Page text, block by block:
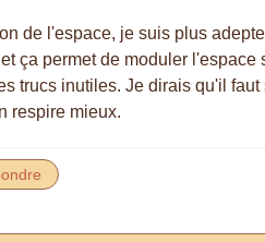
de l'espace, je suis plus
ça permet de moduler
trucs inutiles. Je dirais qu'il
respire mieux.